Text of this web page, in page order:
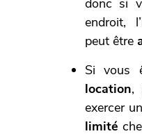
donc si
endroit, l’
peut être
Si vous
location,
exercer
limité